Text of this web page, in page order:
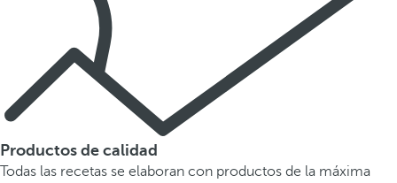
Productos de calidad
Todas las recetas se elaboran con productos de la máxima